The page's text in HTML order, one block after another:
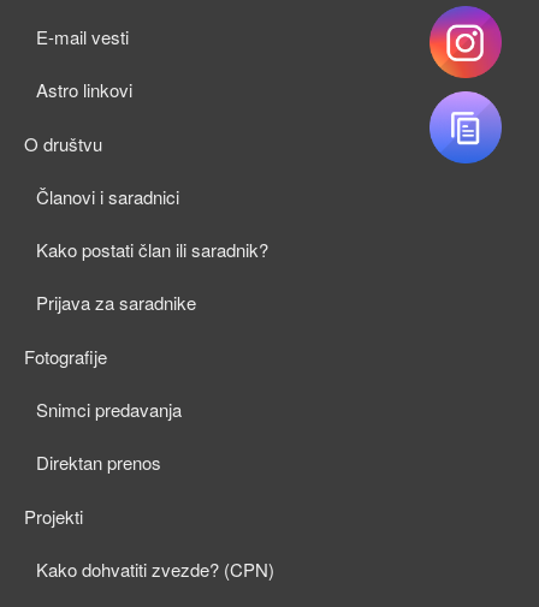
E-mail vesti
Astro linkovi
O društvu
child
menu
Članovi i saradnici
Kako postati član ili saradnik?
Prijava za saradnike
Fotografije
Snimci predavanja
Direktan prenos
Projekti
Kako dohvatiti zvezde? (CPN)